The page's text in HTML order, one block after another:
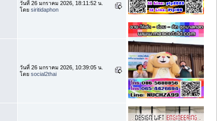
วันที่ 26 มกราคม 2026, 18:11:52 น.
โดย siritidaphon
วันที่ 26 มกราคม 2026, 10:39:05 น.
โดย social2thai